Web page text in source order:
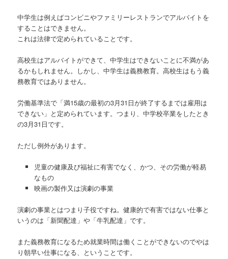
中学生は例えばコンビニやファミリーレストランでアルバイトを
することはできません。
これは法律で定められていることです。
高校生はアルバイトができて、中学生はできないことに不満があ
るかもしれません。しかし、中学生は義務教育。高校生はもう義
務教育ではありません。
労働基準法で「満15歳の最初の3月31日が終了するまでは雇用は
できない」と定められています。つまり、中学校卒業をしたとき
の3月31日です。
ただし例外があります。
児童の健康及び福祉に有害でなく、かつ、その労働が軽易
なもの
映画の製作又は演劇の事業
演劇の事業とはつまり子役ですね。健康的で有害ではない仕事と
いうのは「新聞配達」や「牛乳配達」です。
また義務教育になるため就業時間は働くことができないのでやは
り朝早い仕事になる、ということです。